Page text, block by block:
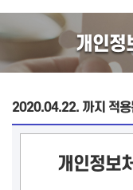
개인정
2020.04.22. 까지 적용
개인정보